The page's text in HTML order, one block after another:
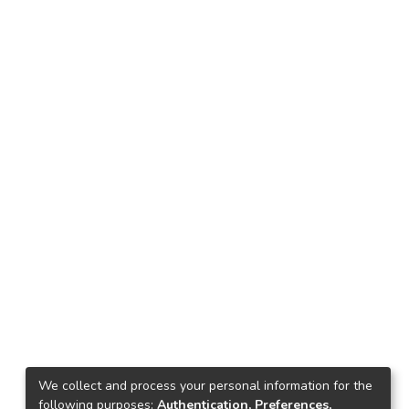
We collect and process your personal information for the
following purposes: Authentication, Preferences,